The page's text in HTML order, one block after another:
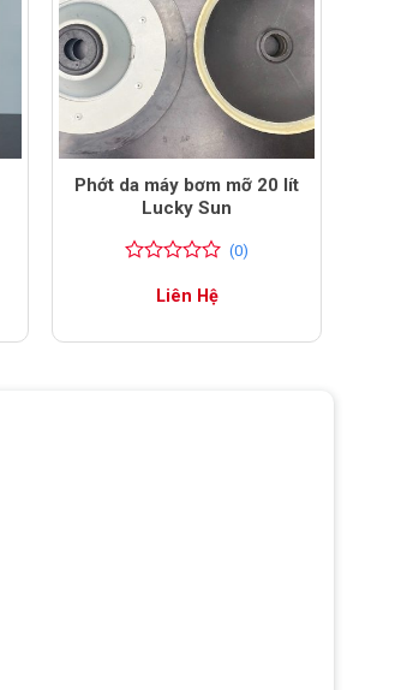
Phớt da máy bơm mỡ 20 lít
Lucky Sun
(0)
Liên Hệ